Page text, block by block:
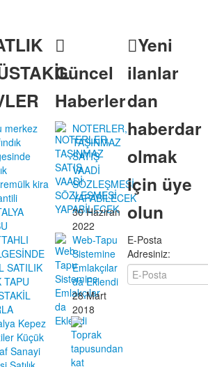
merkez
kira
SATILIK
TAPU
Kepez
Küçük
Sanayi
Güncel
Haberler
NOTERLER,
TAŞINMAZ
SATIŞ
VAADİ
SÖZLEŞMESİ
YAPABİLECEK
30 Haziran
2022
Web-Tapu
Sistemine
Emlakçılar
da Eklendi
28 Mart
2018
Yeni
ilanlar
dan
haberdar
olmak
için üye
olun
E-Posta
Adresiniz: